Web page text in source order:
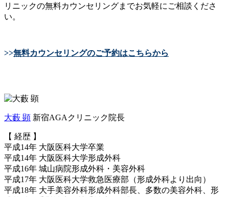
リニックの無料カウンセリングまでお気軽にご相談くださ
い。
>>無料カウンセリングのご予約はこちらから
大藪 顕 新宿AGAクリニック院長
【 経歴 】
平成14年 大阪医科大学卒業
平成14年 大阪医科大学形成外科
平成16年 城山病院形成外科・美容外科
平成17年 大阪医科大学救急医療部（形成外科より出向）
平成18年 大手美容外科形成外科部長、多数の美容外科、形